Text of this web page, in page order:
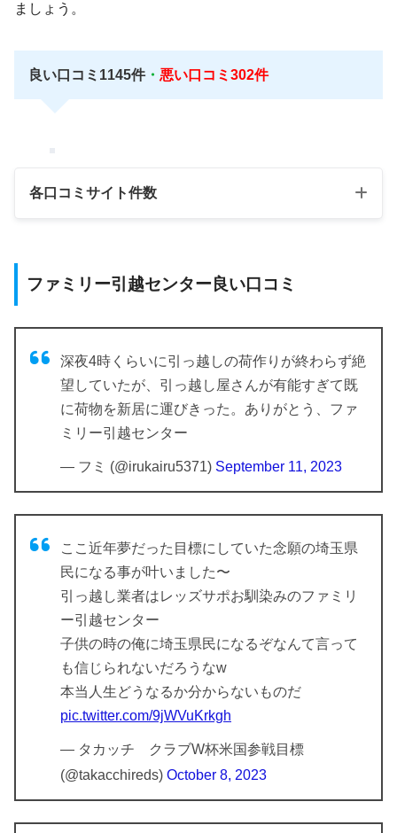
ましょう。
良い口コミ1145件・ 悪い口コミ302件
各口コミサイト件数
LIFULL引越し 13 5
価格.com 161
みん評 49 323
ファミリー引越センター良い口コミ
深夜4時くらいに引っ越しの荷作りが終わらず絶
望していたが、引っ越し屋さんが有能すぎて既
に荷物を新居に運びきった。ありがとう、ファ
ミリー引越センター
— フミ (@irukairu5371) September 11, 2023
ここ近年夢だった目標にしていた念願の埼玉県
民になる事が叶いました〜
引っ越し業者はレッズサポお馴染みのファミリ
ー引越センター
子供の時の俺に埼玉県民になるぞなんて言って
も信じられないだろうなw
本当人生どうなるか分からないものだ
pic.twitter.com/9jWVuKrkgh
— タカッチ クラブW杯米国参戦目標
(@takacchireds) October 8, 2023